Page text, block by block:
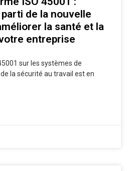
de la nouvelle
la santé et la
entreprise
sur les systèmes de
la sécurité au travail est en